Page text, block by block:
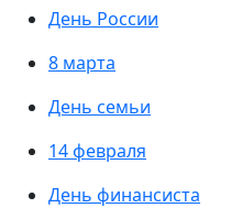
День России
8 марта
День семьи
14 февраля
День финансиста